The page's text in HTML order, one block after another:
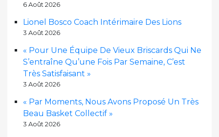
6 Août 2026
Lionel Bosco Coach Intérimaire Des Lions
3 Août 2026
« Pour Une Équipe De Vieux Briscards Qui Ne
S’entraîne Qu’une Fois Par Semaine, C’est
Très Satisfaisant »
3 Août 2026
« Par Moments, Nous Avons Proposé Un Très
Beau Basket Collectif »
3 Août 2026